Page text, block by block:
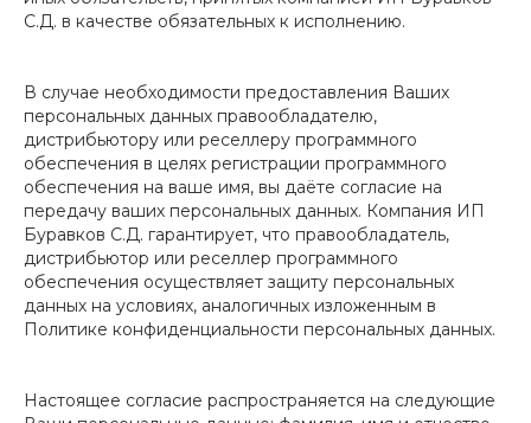
С.Д. в качестве обязательных к исполнению.
В случае необходимости предоставления Ваших
персональных данных правообладателю,
дистрибьютору или реселлеру программного
обеспечения в целях регистрации программного
обеспечения на ваше имя, вы даёте согласие на
передачу ваших персональных данных. Компания ИП
Буравков С.Д. гарантирует, что правообладатель,
дистрибьютор или реселлер программного
обеспечения осуществляет защиту персональных
данных на условиях, аналогичных изложенным в
Политике конфиденциальности персональных данных.
Настоящее согласие распространяется на следующие